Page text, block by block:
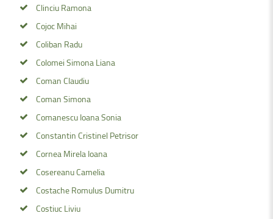
Clinciu Ramona
Cojoc Mihai
Coliban Radu
Colomei Simona Liana
Coman Claudiu
Coman Simona
Comanescu Ioana Sonia
Constantin Cristinel Petrisor
Cornea Mirela Ioana
Cosereanu Camelia
Costache Romulus Dumitru
Costiuc Liviu